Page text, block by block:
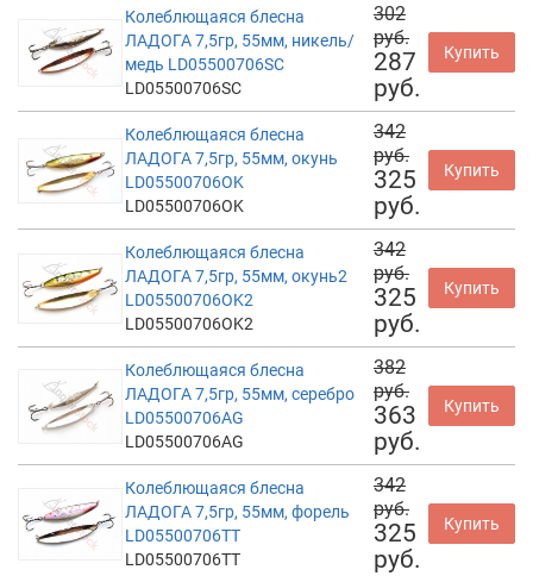
Колеблющаяся блесна
ЛАДОГА 7,5гр, 55мм, никель/
медь LD05500706SC
LD05500706SC
302
руб.
287
руб.
Купить
Колеблющаяся блесна
ЛАДОГА 7,5гр, 55мм, окунь
LD05500706OK
LD05500706OK
342
руб.
325
руб.
Купить
Колеблющаяся блесна
ЛАДОГА 7,5гр, 55мм, окунь2
LD05500706OK2
LD05500706OK2
342
руб.
325
руб.
Купить
Колеблющаяся блесна
ЛАДОГА 7,5гр, 55мм, серебро
LD05500706AG
LD05500706AG
382
руб.
363
руб.
Купить
Колеблющаяся блесна
ЛАДОГА 7,5гр, 55мм, форель
LD05500706TT
LD05500706TT
342
руб.
325
руб.
Купить